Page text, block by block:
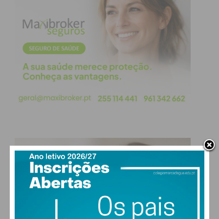
Mesmo que os mais ingratos não queiram, o dia da
morte de Otelo foi um dia de luto para todos os
portugueses que se reconhecem na liberdade
trazida por Abril. Queiram ou não, o país ficou de
luto mesmo que o Estado não o tenha
reconhecido… Não se pode ser tão ingrato!…
Subscreva a newsletter do
Imediato